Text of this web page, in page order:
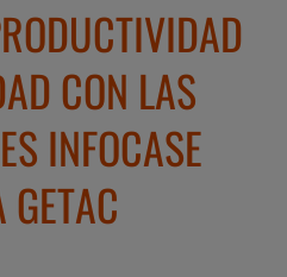
CON LAS
INFOCASE
GETAC